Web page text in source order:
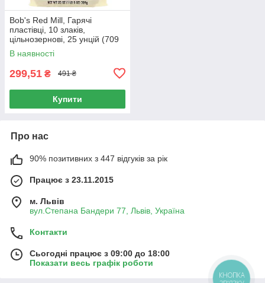
Bob's Red Mill, Гарячі
пластівці, 10 злаків,
цільнозернові, 25 унцій (709
г)
В наявності
299,51 ₴ 491 ₴
Купити
Про нас
90% позитивних з 447 відгуків за рік
Працює з 23.11.2015
м. Львів
вул.Степана Бандери 77, Львів, Україна
Контакти
Сьогодні працює з 09:00 до 18:00
Показати весь графік роботи
КНОПКА